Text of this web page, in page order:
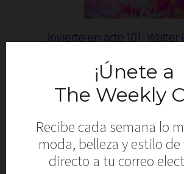
Invierte en arte 101: